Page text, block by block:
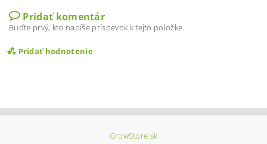
Pridať komentár
Buďte prvý, kto napíše príspevok k tejto položke.
Pridať hodnotenie
GrowStore.sk